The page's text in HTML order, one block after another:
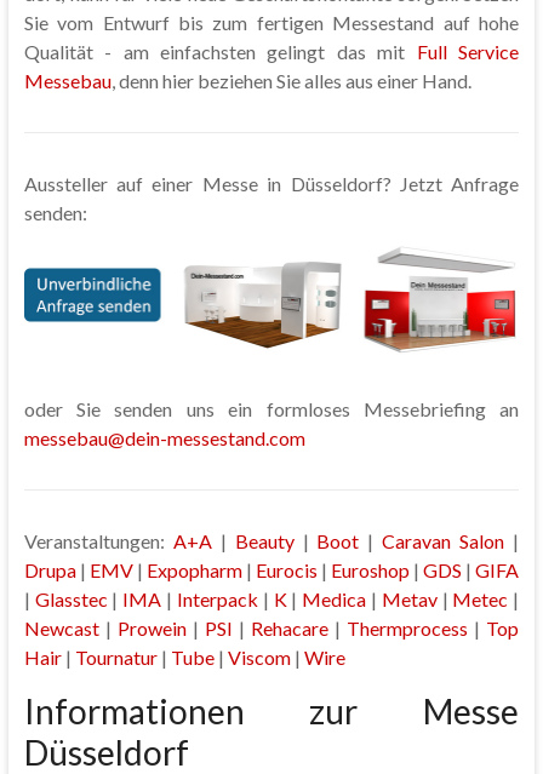
Sie vom Entwurf bis zum fertigen Messestand auf hohe
Qualität - am einfachsten gelingt das mit Full Service
Messebau, denn hier beziehen Sie alles aus einer Hand.
Aussteller auf einer Messe in Düsseldorf? Jetzt Anfrage
senden:
oder Sie senden uns ein formloses Messebriefing an
messebau@dein-messestand.com
Veranstaltungen: A+A | Beauty| Boot |Caravan Salon |
Drupa| EMV| Expopharm| Eurocis | Euroshop |GDS |GIFA
| Glasstec | IMA | Interpack | K| Medica | Metav| Metec |
Newcast| Prowein| PSI | Rehacare | Thermprocess | Top
Hair| Tournatur| Tube| Viscom| Wire
Informationen zur Messe
Düsseldorf